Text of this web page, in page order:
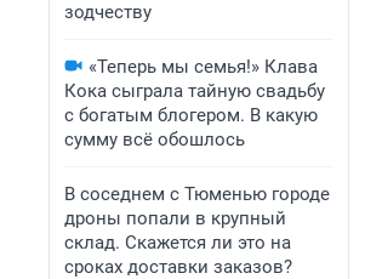
зодчеству
«Теперь мы семья!» Клава
Кока сыграла тайную свадьбу
с богатым блогером. В какую
сумму всё обошлось
В соседнем с Тюменью городе
дроны попали в крупный
склад. Скажется ли это на
сроках доставки заказов?